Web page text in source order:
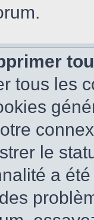
tous les
le
a